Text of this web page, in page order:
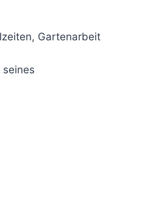
Gartenarbeit